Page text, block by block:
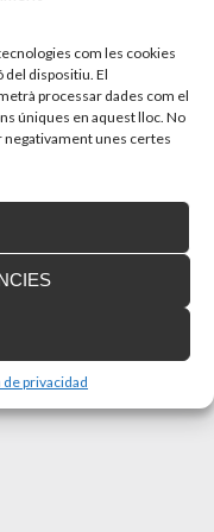
com les cookies
del dispositiu. El
processar dades com el
úniques en aquest lloc. No
unes certes
privacidad